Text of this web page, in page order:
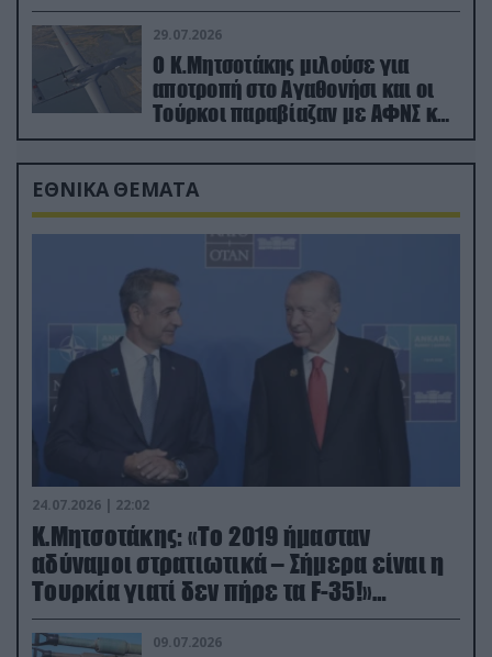
29.07.2026
Ο Κ.Μητσοτάκης μιλούσε για
αποτροπή στο Αγαθονήσι και οι
Τούρκοι παραβίαζαν με ΑΦΝΣ και
drone
ΕΘΝΙΚΑ ΘΕΜΑΤΑ
24.07.2026 | 22:02
Κ.Μητσοτάκης: «Το 2019 ήμασταν
αδύναμοι στρατιωτικά – Σήμερα είναι η
Τουρκία γιατί δεν πήρε τα F-35!»
(βίντεο)
09.07.2026